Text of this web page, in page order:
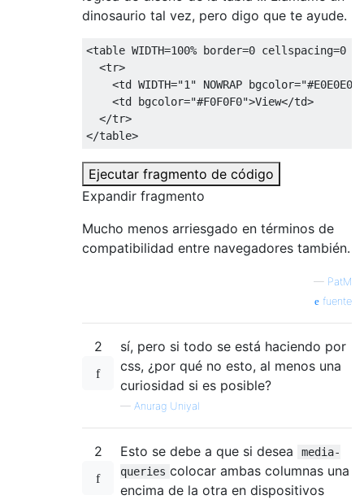
dinosaurio tal vez, pero digo que te ayude.
<table WIDTH=100% border=0 cellspacing=0
<tr>
<td WIDTH="1" NOWRAP bgcolor="#E0E0E0"
<td bgcolor="#F0F0F0">View</td>
</tr>
</table>
Ejecutar fragmento de código
Expandir fragmento
Mucho menos arriesgado en términos de
compatibilidad entre navegadores también.
— PatM
fuente
2
sí, pero si todo se está haciendo por
css, ¿por qué no esto, al menos una
curiosidad si es posible?
— Anurag Uniyal
2 Esto se debe a que si desea
media-
queries colocar ambas columnas una
encima de la otra en dispositivos